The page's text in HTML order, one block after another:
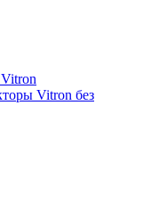
Vitron без